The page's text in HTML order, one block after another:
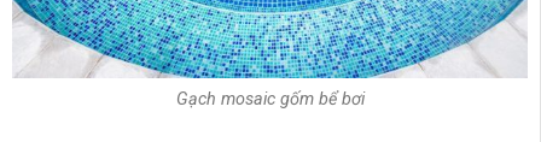
Gạch mosaic gốm bể bơi